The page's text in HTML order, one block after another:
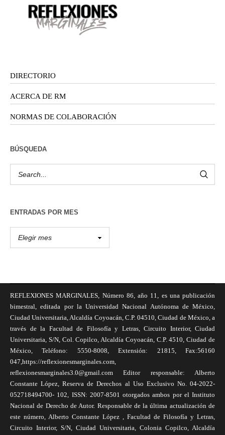
DIRECTORIO
ACERCA DE RM
NORMAS DE COLABORACIÓN
BÚSQUEDA
ENTRADAS POR MES
REFLEXIONES MARGINALES, Número 86, año 11, es una publicación
bimestral, editada por la Universidad Nacional Autónoma de México,
Ciudad Universitaria, Alcaldía Coyoacán, C.P. 04510, Ciudad de México, a
través de la Facultad de Filosofía y Letras, Circuito Interior, Ciudad
Universitaria, S/N, Col. Copilco, Alcaldía Coyoacán, C.P. 4510, Ciudad de
México, Teléfono: 5550-8008, Extensión: 21815, Fax:56160
047,https://reflexionesmarginales.com,
reflexionesmarginales3.0@gmail.com Editor responsable: Alberto
Constante López, Reserva de Derechos al Uso Exclusivo No. 04-2022-
052718494700- 102, ISSN: 2007-8501 otorgados ambos por el Instituto
Nacional de Derecho de Autor. Responsable de la última actualización de
este número, Alberto Constante López , Facultad de Filosofía y Letras,
Circuito Interior, S/N, Ciudad Universitaria, Colonia Copilco, Alcaldía